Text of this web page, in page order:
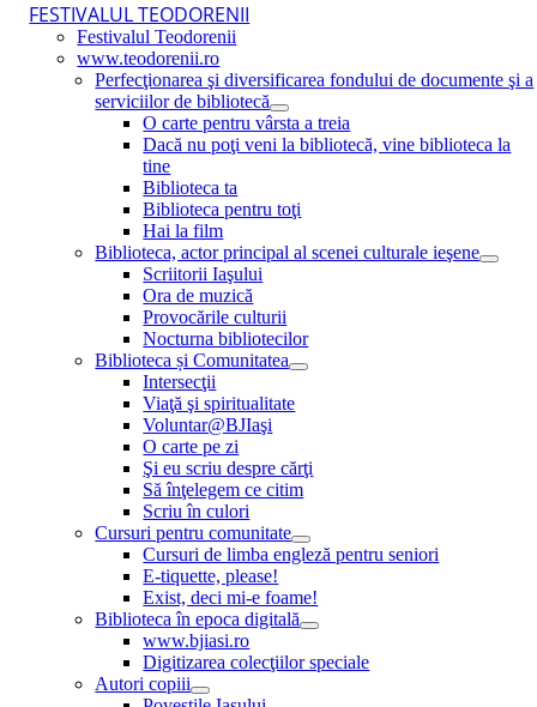
FESTIVALUL TEODORENII
Festivalul Teodorenii
www.teodorenii.ro
Perfecţionarea şi diversificarea fondului de documente şi a
serviciilor de bibliotecă
O carte pentru vârsta a treia
Dacă nu poţi veni la bibliotecă, vine biblioteca la
tine
Biblioteca ta
Biblioteca pentru toţi
Hai la film
Biblioteca, actor principal al scenei culturale ieşene
Scriitorii Iaşului
Ora de muzică
Provocările culturii
Nocturna bibliotecilor
Biblioteca și Comunitatea
Intersecţii
Viaţă şi spiritualitate
Voluntar@BJIaşi
O carte pe zi
Şi eu scriu despre cărţi
Să înţelegem ce citim
Scriu în culori
Cursuri pentru comunitate
Cursuri de limba engleză pentru seniori
E-tiquette, please!
Exist, deci mi-e foame!
Biblioteca în epoca digitală
www.bjiasi.ro
Digitizarea colecţiilor speciale
Autori copiii